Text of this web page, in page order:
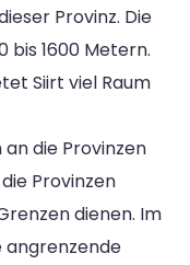
Provinz. Die
bis 1600 Metern.
Siirt viel Raum
die Provinzen
Provinzen
dienen. Im
angrenzende